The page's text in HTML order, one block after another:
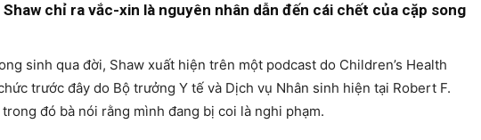
chỉ ra vắc-xin là nguyên nhân dẫn đến cái chết của cặp song
sinh qua đời, Shaw xuất hiện trên một podcast do Children’s Health
trước đây do Bộ trưởng Y tế và Dịch vụ Nhân sinh hiện tại Robert F.
đó bà nói rằng mình đang bị coi là nghi phạm.